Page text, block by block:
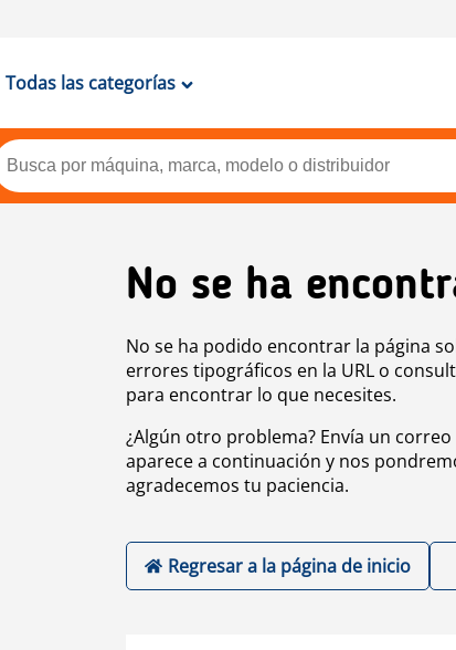
Todas las categorías
No se ha
No se ha podido encontrar la página
errores tipográficos en la URL o
para encontrar lo que necesites.
¿Algún otro problema? Envía un
aparece a continuación y nos
agradecemos tu paciencia.
Regresar a la página de inicio